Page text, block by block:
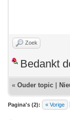
Zoek
Bedankt
« Ouder topic
Pagina's (2): « Vorige